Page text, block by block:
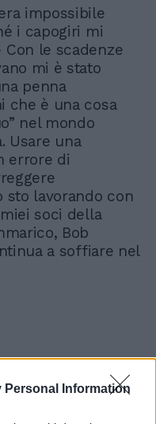
Personal Information
impossibile
i capogiri mi
le scadenze
mi è stato
penna
che è una cosa
nel mondo
Usare una
errore di
sto lavorando con
soci della
Bob
a soffiare nel